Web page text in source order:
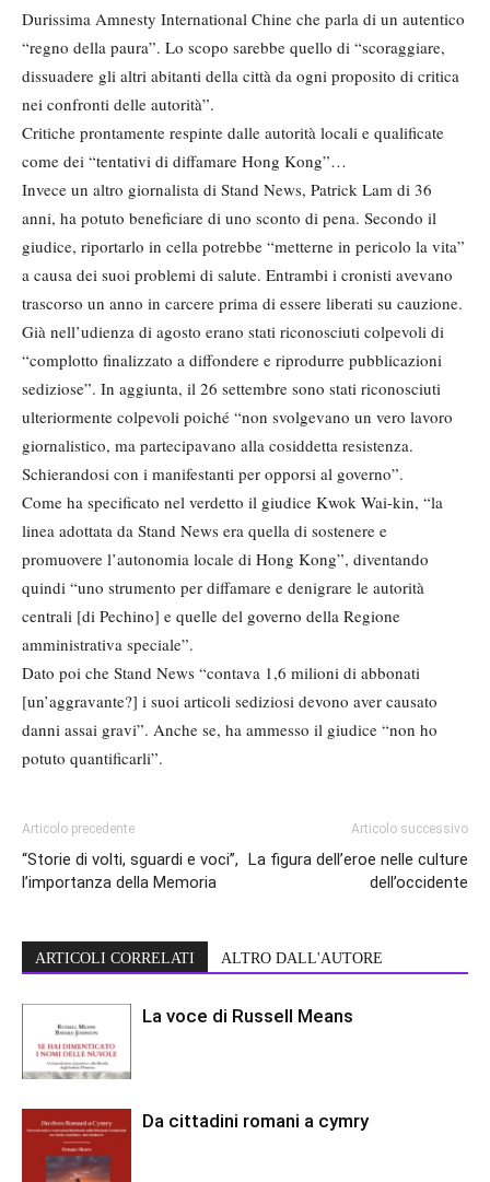
Durissima Amnesty International Chine che parla di un autentico
“regno della paura”. Lo scopo sarebbe quello di “scoraggiare,
dissuadere gli altri abitanti della città da ogni proposito di critica
nei confronti delle autorità”.
Critiche prontamente respinte dalle autorità locali e qualificate
come dei “tentativi di diffamare Hong Kong”…
Invece un altro giornalista di Stand News, Patrick Lam di 36
anni, ha potuto beneficiare di uno sconto di pena. Secondo il
giudice, riportarlo in cella potrebbe “metterne in pericolo la vita”
a causa dei suoi problemi di salute. Entrambi i cronisti avevano
trascorso un anno in carcere prima di essere liberati su cauzione.
Già nell’udienza di agosto erano stati riconosciuti colpevoli di
“complotto finalizzato a diffondere e riprodurre pubblicazioni
sediziose”. In aggiunta, il 26 settembre sono stati riconosciuti
ulteriormente colpevoli poiché “non svolgevano un vero lavoro
giornalistico, ma partecipavano alla cosiddetta resistenza.
Schierandosi con i manifestanti per opporsi al governo”.
Come ha specificato nel verdetto il giudice Kwok Wai-kin, “la
linea adottata da Stand News era quella di sostenere e
promuovere l’autonomia locale di Hong Kong”, diventando
quindi “uno strumento per diffamare e denigrare le autorità
centrali [di Pechino] e quelle del governo della Regione
amministrativa speciale”.
Dato poi che Stand News “contava 1,6 milioni di abbonati
[un’aggravante?] i suoi articoli sediziosi devono aver causato
danni assai gravi”. Anche se, ha ammesso il giudice “non ho
potuto quantificarli”.
Articolo precedente
“Storie di volti, sguardi e voci”,
l’importanza della Memoria
Articolo successivo
La figura dell’eroe nelle culture
dell’occidente
ARTICOLI CORRELATI ALTRO DALL'AUTORE
La voce di Russell Means
Da cittadini romani a cymry